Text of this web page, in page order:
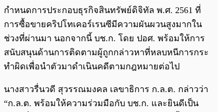
กำหนดการประกอบธุรกิจสินทรัพย์ดิจิทัล พ.ศ. 2561 ที่
การซื้อขายคริปโทเคอร์เรนซีมีความผันผวนสูงมากใน
ช่วงที่ผ่านมา นอกจากนี้ บช.ก. โดย ปอศ. พร้อมให้การ
สนับสนุนด้านการติดตามผู้ถูกกล่าวหาที่หลบหนีการกระ
ทำผิดเพื่อนำตัวมาดำเนินคดีตามกฎหมายต่อไป
นางสาวรื่นวดี สุวรรณมงคล เลขาธิการ ก.ล.ต. กล่าวว่า
“ก.ล.ต. พร้อมให้ความร่วมมือกับ บช.ก. และยินดีเป็น